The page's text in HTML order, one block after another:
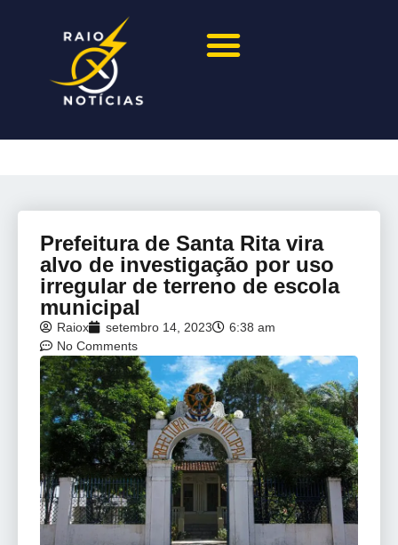
Prefeitura de Santa Rita vira
alvo de investigação por uso
irregular de terreno de escola
municipal
Raiox setembro 14, 2023
6:38 am
No Comments